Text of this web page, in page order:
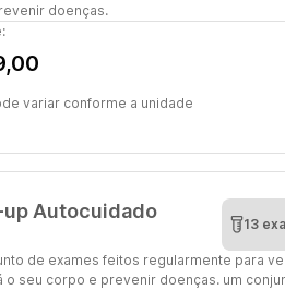
doenças.
variar conforme a unidade
Autocuidado
13
de exames feitos regularmente para
o seu corpo e prevenir doenças. um